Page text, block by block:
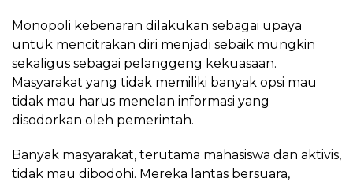
Monopoli kebenaran dilakukan sebagai upaya
untuk mencitrakan diri menjadi sebaik mungkin
sekaligus sebagai pelanggeng kekuasaan.
Masyarakat yang tidak memiliki banyak opsi mau
tidak mau harus menelan informasi yang
disodorkan oleh pemerintah.
Banyak masyarakat, terutama mahasiswa dan aktivis,
tidak mau dibodohi. Mereka lantas bersuara,